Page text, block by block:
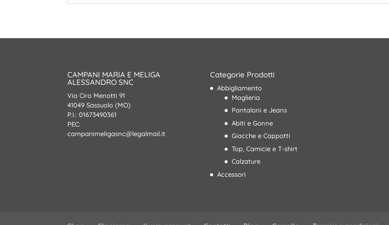
CAMPANI MARIA E MELIGA
ALESSANDRO SNC
Via Ciro Menotti 91
41049 Sassuolo (MO)
P.I.: 01673490361
PEC:
campanimeligasnc@legalmail.it
Categorie Prodotti
Abbigliamento
Maglieria
Pantaloni e Jeans
Abiti e Gonne
Giacche e Cappotti
Top, Camicie e T-shirt
Calzature
Accessori